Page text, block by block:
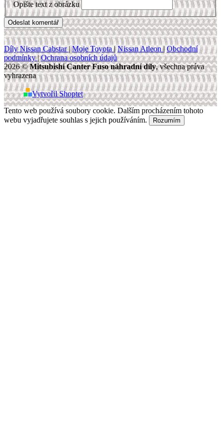
Opište text z obrázku
Díly Nissan Cabstar| Moje Toyota| Nissan Atleon| Obchodní
podmínky| Ochrana osobních údajů
2026 ©Mitsubishi Canter Fuso náhradní díly, všechna práva
vyhrazena
Vytvořil Shoptet
Tento web používá soubory cookie. Dalším procházením tohoto
webu vyjadřujete souhlas s jejich používáním.
Rozumím